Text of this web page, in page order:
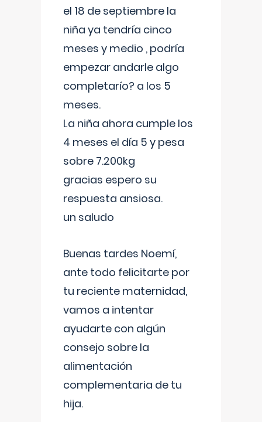
el 18 de septiembre la
niña ya tendría cinco
meses y medio , podría
empezar andarle algo
completarío? a los 5
meses.
La niña ahora cumple los
4 meses el día 5 y pesa
sobre 7.200kg
gracias espero su
respuesta ansiosa.
un saludo
Buenas tardes Noemí,
ante todo felicitarte por
tu reciente maternidad,
vamos a intentar
ayudarte con algún
consejo sobre la
alimentación
complementaria de tu
hija.